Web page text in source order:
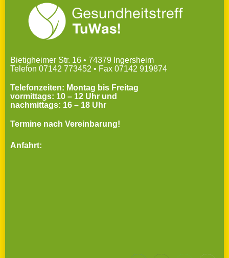
Bietigheimer Str. 16 • 74379 Ingersheim
Telefon 07142 773452 • Fax 07142 919874
Telefonzeiten: Montag bis Freitag
vormittags: 10 – 12 Uhr und
nachmittags: 16 – 18 Uhr
Termine nach Vereinbarung!
Anfahrt: